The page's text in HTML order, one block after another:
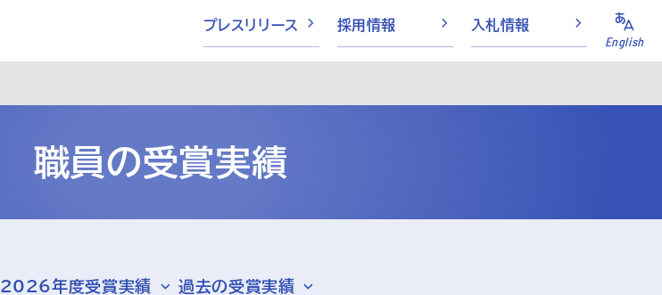
プレスリリース 採用情報 入札情報
English
職員の受賞実績
2026年度受賞実績 過去の受賞実績